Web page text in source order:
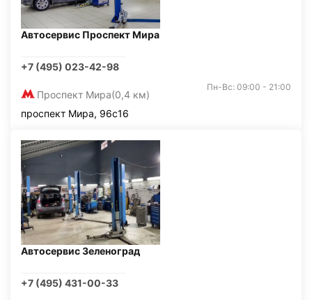
Автосервис Проспект Мира
+7 (495) 023-42-98
Проспект Мира(0,4 км)
Пн-Вс: 09:00 - 21:00
проспект Мира, 96с16
Автосервис Зеленоград
+7 (495) 431-00-33